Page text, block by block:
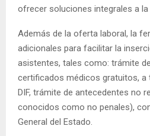
ofrecer soluciones integrales a la
Además de la oferta laboral, la
adicionales para facilitar la
asistentes, tales como: trámite
certificados médicos gratuitos, a
DIF, trámite de antecedentes no
conocidos como no penales),
General del Estado.